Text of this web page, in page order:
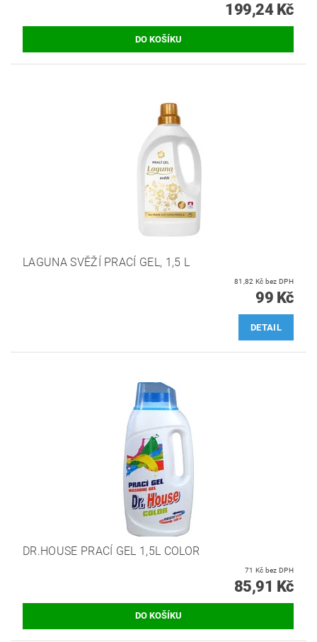
199,24 Kč
LAGUNA SVĚŽÍ PRACÍ GEL, 1,5 L
81,82 Kč bez DPH
99 Kč
DETAIL
DR.HOUSE PRACÍ GEL 1,5L COLOR
71 Kč bez DPH
85,91 Kč